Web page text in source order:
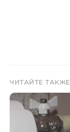
ЧИТАЙТЕ ТАКЖЕ